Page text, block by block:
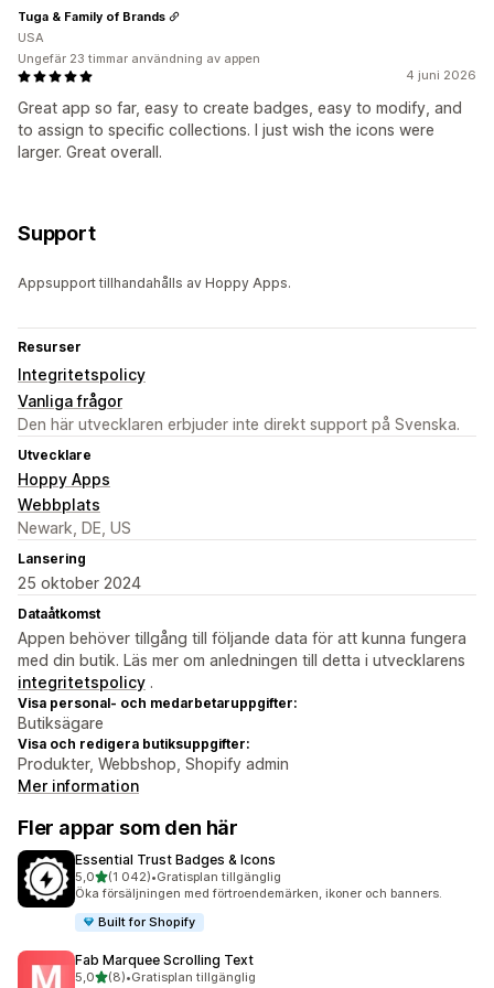
4 juni 2026
Great app so far, easy to create badges, easy to modify, and
to assign to specific collections. I just wish the icons were
larger. Great overall.
Tuga & Family of Brands
USA
Ungefär 23 timmar användning av appen
Support
Appsupport tillhandahålls av Hoppy Apps.
Resurser
Integritetspolicy
Vanliga frågor
Den här utvecklaren erbjuder inte direkt support på Svenska.
Utvecklare
Hoppy Apps
Webbplats
Newark, DE, US
Lansering
25 oktober 2024
Dataåtkomst
Appen behöver tillgång till följande data för att kunna fungera
med din butik. Läs mer om anledningen till detta i utvecklarens
integritetspolicy .
Visa personal- och medarbetaruppgifter:
Butiksägare
Visa och redigera butiksuppgifter:
Produkter, Webbshop, Shopify admin
Mer information
Fler appar som den här
Essential Trust Badges & Icons
5,0av 5 stjärnor
(1 042)
1042 recensioner totalt
•Gratisplan tillgänglig
Öka försäljningen med förtroendemärken, ikoner och banners.
Built for Shopify
Fab Marquee Scrolling Text
5,0av 5 stjärnor
(8)
8 recensioner totalt
•Gratisplan tillgänglig